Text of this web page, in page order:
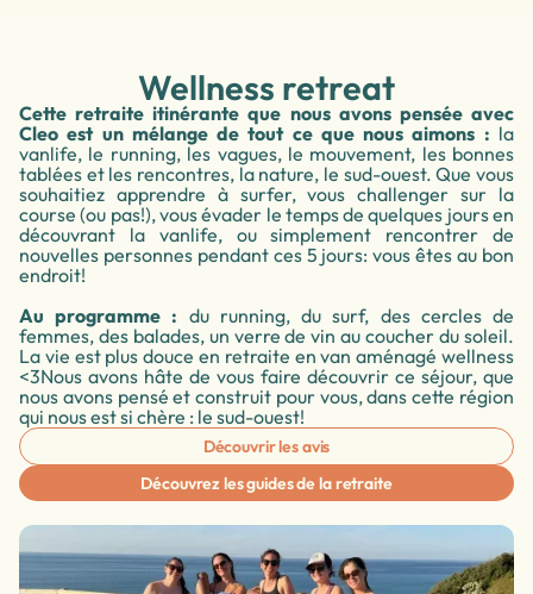
Wellness retreat
Cette retraite itinérante que nous avons pensée avec
Cleo est un mélange de tout ce que nous aimons : la
vanlife, le running, les vagues, le mouvement, les bonnes
tablées et les rencontres, la nature, le sud-ouest. Que vous
souhaitiez apprendre à surfer, vous challenger sur la
course (ou pas!), vous évader le temps de quelques jours en
découvrant la vanlife, ou simplement rencontrer de
nouvelles personnes pendant ces 5 jours: vous êtes au bon
endroit!
Au programme : du running, du surf, des cercles de
femmes, des balades, un verre de vin au coucher du soleil.
La vie est plus douce en retraite en van aménagé wellness
<3Nous avons hâte de vous faire découvrir ce séjour, que
nous avons pensé et construit pour vous, dans cette région
qui nous est si chère : le sud-ouest!
Découvrir les avis
Découvrez les guides de la retraite